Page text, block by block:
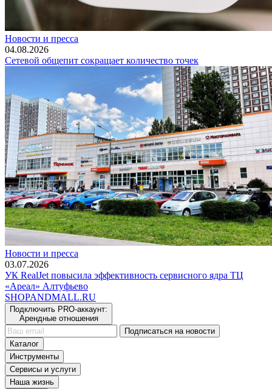
Новости и пресса
04.08.2026
Сетевой общепит сокращает количество точек
Новости и пресса
03.07.2026
УК RealJet повысила эффективность сервисного ядра ТЦ
«Ареал» Алтуфьево
SHOPANDMALL.RU
Подключить PRO-аккаунт:
Арендные отношения
Подписаться на новости
Каталог
Инструменты
Сервисы и услуги
Наша жизнь